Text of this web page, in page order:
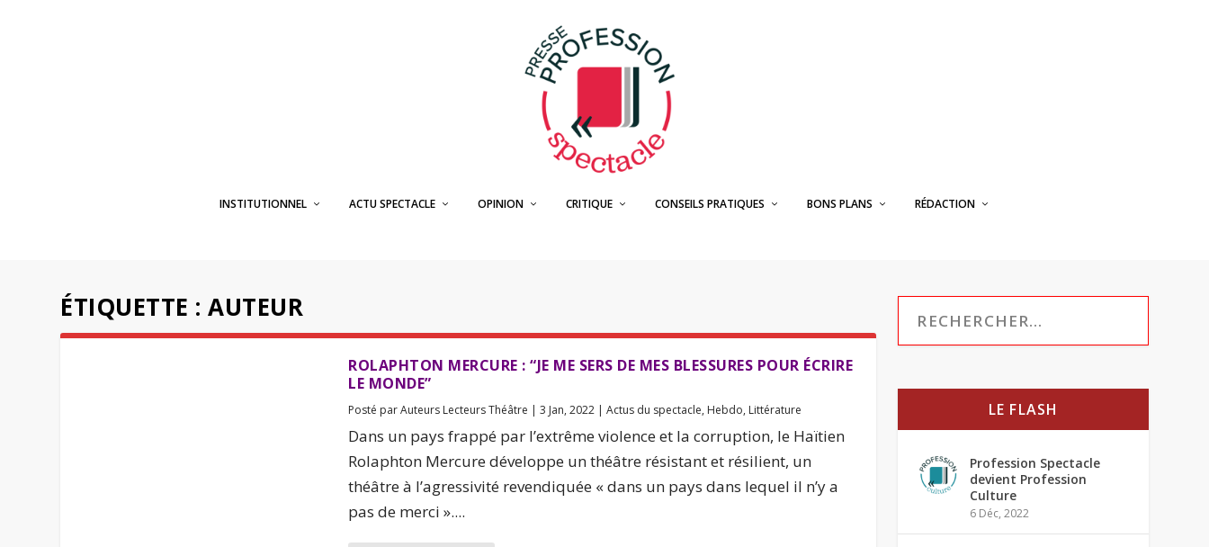
INSTITUTIONNEL ACTU SPECTACLE OPINION CRITIQUE CONSEILS PRATIQUES BONS PLANS RÉDACTION
ÉTIQUETTE :AUTEUR
ROLAPHTON MERCURE : “JE ME SERS DE MES BLESSURES POUR ÉCRIRE
LE MONDE”
Posté parAuteurs Lecteurs Théâtre |3 Jan, 2022 |Actus du spectacle, Hebdo, Littérature
Dans un pays frappé par l’extrême violence et la corruption, le Haïtien
Rolaphton Mercure développe un théâtre résistant et résilient, un
théâtre à l’agressivité revendiquée « dans un pays dans lequel il n’y a
pas de merci »....
LE FLASH
Profession Spectacle
devient Profession
Culture
6 Déc, 2022